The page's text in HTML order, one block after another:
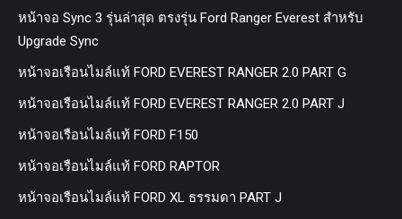
หน้าจอ Sync 3 รุ่นล่าสุด ตรงรุ่น Ford Ranger Everest สำหรับ
Upgrade Sync
หน้าจอเรือนไมล์แท้ FORD EVEREST RANGER 2.0 PART G
หน้าจอเรือนไมล์แท้ FORD EVEREST RANGER 2.0 PART J
หน้าจอเรือนไมล์แท้ FORD F150
หน้าจอเรือนไมล์แท้ FORD RAPTOR
หน้าจอเรือนไมล์แท้ FORD XL ธรรมดา PART J